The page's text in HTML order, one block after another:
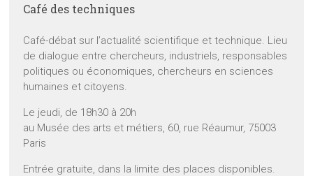
Café des techniques
Café-débat sur l’actualité scientifique et technique. Lieu
de dialogue entre chercheurs, industriels, responsables
politiques ou économiques, chercheurs en sciences
humaines et citoyens.
Le jeudi, de 18h30 à 20h
au Musée des arts et métiers, 60, rue Réaumur, 75003
Paris
Entrée gratuite, dans la limite des places disponibles.